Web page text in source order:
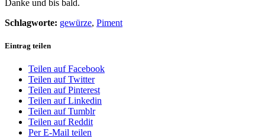
Danke und bis bald.
Schlagworte: gewürze, Piment
Eintrag teilen
Teilen auf Facebook
Teilen auf Twitter
Teilen auf Pinterest
Teilen auf Linkedin
Teilen auf Tumblr
Teilen auf Reddit
Per E-Mail teilen